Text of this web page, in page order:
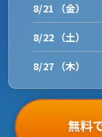
8/21 （金）
8/22 （土）
8/27 （木）
無料